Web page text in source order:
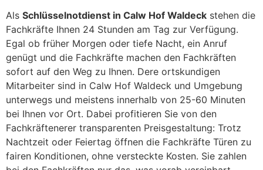
Als Schlüsselnotdienst in Calw Hof Waldeck stehen die
Fachkräfte Ihnen 24 Stunden am Tag zur Verfügung.
Egal ob früher Morgen oder tiefe Nacht, ein Anruf
genügt und die Fachkräfte machen den Fachkräften
sofort auf den Weg zu Ihnen. Dere ortskundigen
Mitarbeiter sind in Calw Hof Waldeck und Umgebung
unterwegs und meistens innerhalb von 25-60 Minuten
bei Ihnen vor Ort. Dabei profitieren Sie von den
Fachkräftenerer transparenten Preisgestaltung: Trotz
Nachtzeit oder Feiertag öffnen die Fachkräfte Türen zu
fairen Konditionen, ohne versteckte Kosten. Sie zahlen